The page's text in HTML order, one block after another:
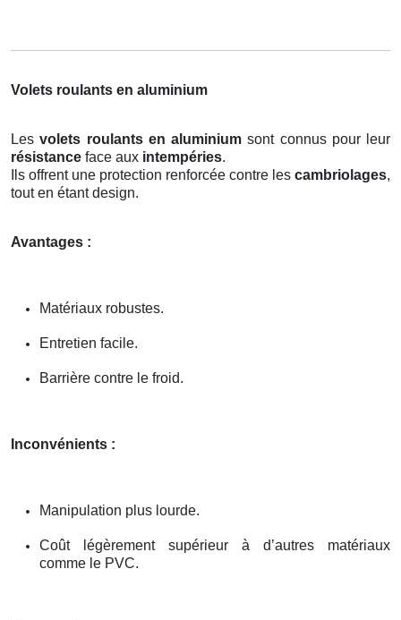
Volets roulants en aluminium
Lesvolets roulants en aluminium sont connus pour leur
résistance face aux intempéries.
Ils offrent une protection renforcée contre les cambriolages,
tout en étant design.
Avantages :
Matériaux robustes.
Entretien facile.
Barrière contre le froid.
Inconvénients :
Manipulation plus lourde.
Coût légèrement supérieur à d’autres matériaux
comme le PVC.